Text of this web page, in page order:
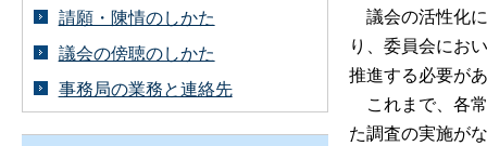
議会の活性化
り、委員会にお
推進する必要が
これまで、各
た調査の実施が
請願・陳情のしかた
議会の傍聴のしかた
事務局の業務と連絡先